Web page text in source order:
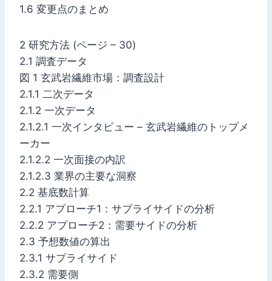
1.6 変更点のまとめ
2 研究方法 (ページ – 30)
2.1 調査データ
図 1 玄武岩繊維市場：調査設計
2.1.1 二次データ
2.1.2 一次データ
2.1.2.1 一次インタビュー – 玄武岩繊維のトップメ
ーカー
2.1.2.2 一次面接の内訳
2.1.2.3 業界の主要な洞察
2.2 基底数計算
2.2.1 アプローチ1：サプライサイドの分析
2.2.2 アプローチ2：需要サイドの分析
2.3 予想数値の算出
2.3.1 サプライサイド
2.3.2 需要側